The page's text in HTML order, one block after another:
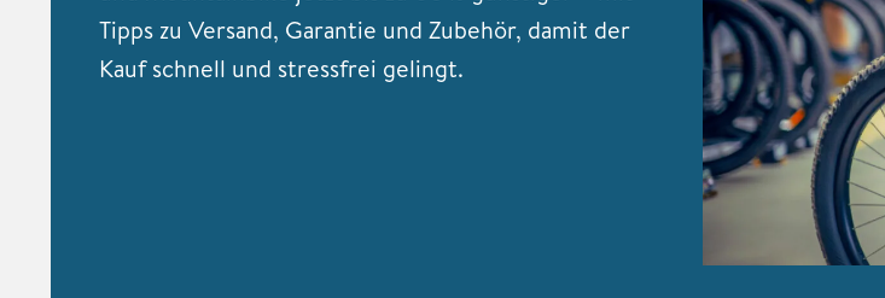
Tipps zu Versand, Garantie und Zubehör, damit der
Kauf schnell und stressfrei gelingt.